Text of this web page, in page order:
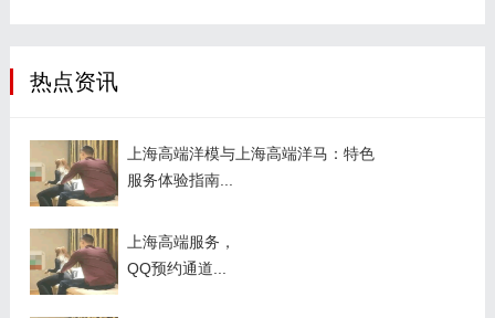
热点资讯
上海高端洋模与上海高端洋马：特色
服务体验指南...
上海高端服务，
QQ预约通道...